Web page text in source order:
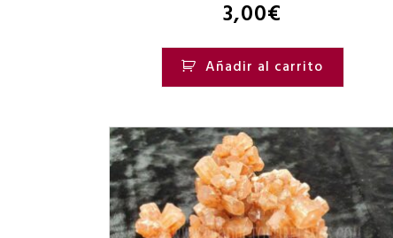
3,00€
Añadir al carrito